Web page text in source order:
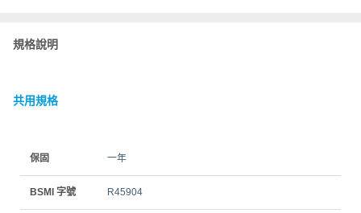
規格說明
共用規格
保固 一年
BSMI 字號 R45904